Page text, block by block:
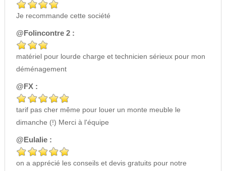
Je recommande cette société
@Folincontre 2 :
matériel pour lourde charge et technicien sérieux pour mon
déménagement
@FX :
tarif pas cher même pour louer un monte meuble le
dimanche (!) Merci à l'équipe
@Eulalie :
on a apprécié les conseils et devis gratuits pour notre